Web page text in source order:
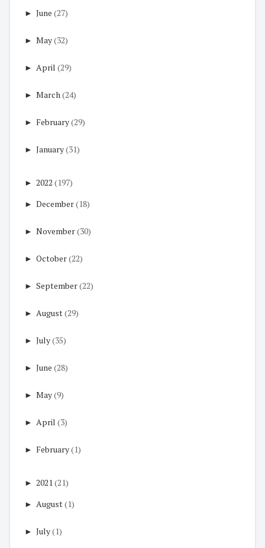
► June (27)
► May(32)
► April (29)
► March (24)
► February(29)
► January(31)
► 2022 (197)
► December(18)
► November(30)
► October(22)
► September(22)
► August(29)
► July(35)
► June (28)
► May(9)
► April (3)
► February(1)
► 2021(21)
► August(1)
► July(1)